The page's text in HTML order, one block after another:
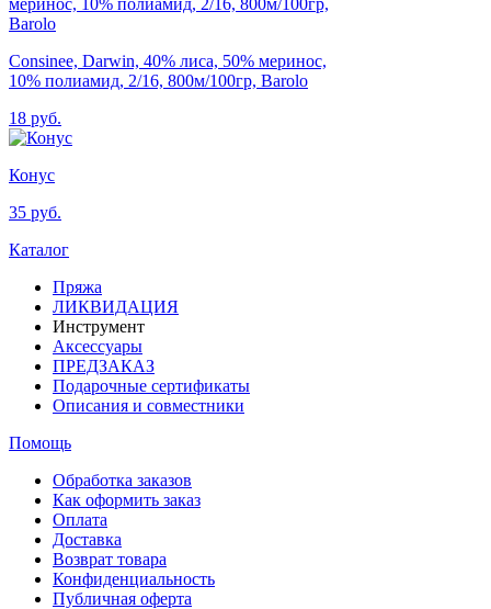
Consinee, Darwin, 40% лиса, 50% меринос,
10% полиамид, 2/16, 800м/100гр, Barolo
18 руб.
Конус
35 руб.
Каталог
Пряжа
ЛИКВИДАЦИЯ
Инструмент
Аксессуары
ПРЕДЗАКАЗ
Подарочные сертификаты
Описания и совместники
Помощь
Обработка заказов
Как оформить заказ
Оплата
Доставка
Возврат товара
Конфиденциальность
Публичная оферта